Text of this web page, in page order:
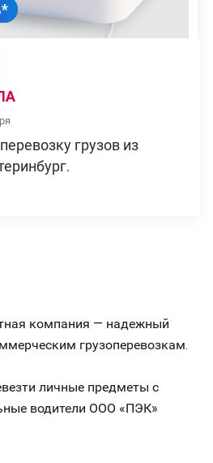
грузов из
компания — надежный
грузоперевозкам.
личные предметы с
водители ООО «ПЭК»